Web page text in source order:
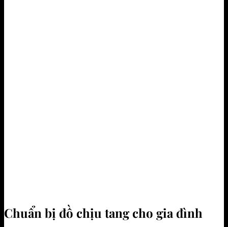
Chuẩn bị đồ chịu tang cho gia đình